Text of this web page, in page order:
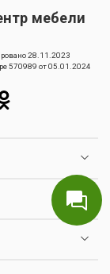
мебели
28.11.2023
570989 от 05.01.2024